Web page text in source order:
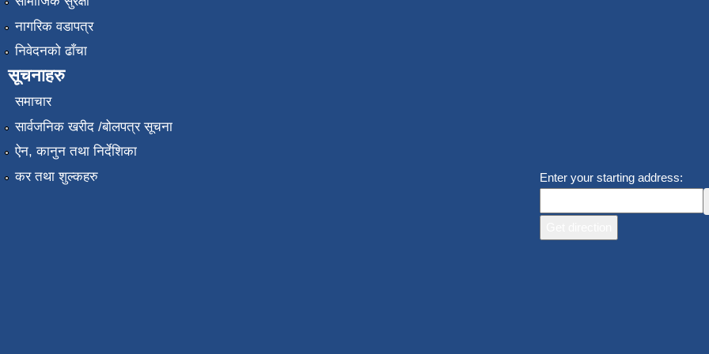
नागरिक वडापत्र
निवेदनको ढाँचा
सूचनाहरु
समाचार
सार्वजनिक खरीद /बोलपत्र सूचना
ऐन, कानुन तथा निर्देशिका
कर तथा शुल्कहरु
Enter your starting address: